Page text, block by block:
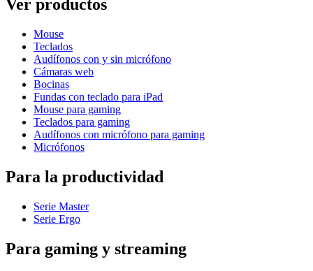
Ver productos
Mouse
Teclados
Audífonos con y sin micrófono
Cámaras web
Bocinas
Fundas con teclado para iPad
Mouse para gaming
Teclados para gaming
Audífonos con micrófono para gaming
Micrófonos
Para la productividad
Serie Master
Serie Ergo
Para gaming y streaming